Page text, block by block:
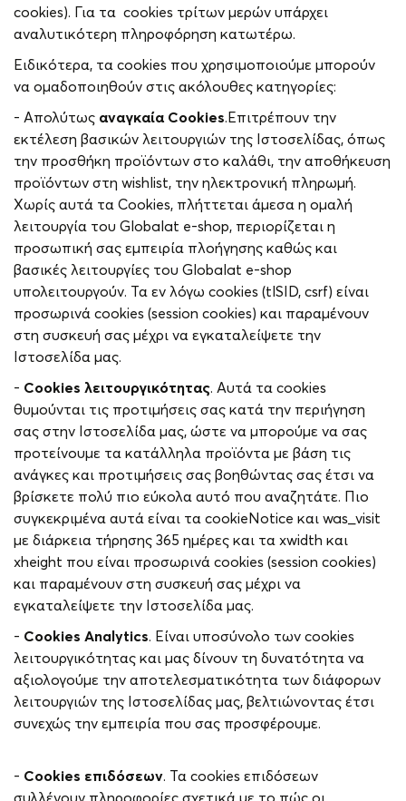
cookies). Για τα cookies τρίτων μερών υπάρχει
αναλυτικότερη πληροφόρηση κατωτέρω.
Ειδικότερα, τα cookies που χρησιμοποιούμε μπορούν
να ομαδοποιηθούν στις ακόλουθες κατηγορίες:
- Απολύτως αναγκαία Cookies.Επιτρέπουν την
εκτέλεση βασικών λειτουργιών της Ιστοσελίδας, όπως
την προσθήκη προϊόντων στο καλάθι, την αποθήκευση
προϊόντων στη wishlist, την ηλεκτρονική πληρωμή.
Χωρίς αυτά τα Cookies, πλήττεται άμεσα η ομαλή
λειτουργία του Globalat e-shop, περιορίζεται η
προσωπική σας εμπειρία πλοήγησης καθώς και
βασικές λειτουργίες του Globalat e-shop
υπολειτουργούν. Τα εν λόγω cookies (tlSID, csrf) είναι
προσωρινά cookies (session cookies) και παραμένουν
στη συσκευή σας μέχρι να εγκαταλείψετε την
Ιστοσελίδα μας.
- Cookies λειτουργικότητας. Αυτά τα cookies
θυμούνται τις προτιμήσεις σας κατά την περιήγηση
σας στην Iστοσελίδα μας, ώστε να μπορούμε να σας
προτείνουμε τα κατάλληλα προϊόντα με βάση τις
ανάγκες και προτιμήσεις σας βοηθώντας σας έτσι να
βρίσκετε πολύ πιο εύκολα αυτό που αναζητάτε. Πιο
συγκεκριμένα αυτά είναι τα cookieNotice και was_visit
με διάρκεια τήρησης 365 ημέρες και τα xwidth και
xheight που είναι προσωρινά cookies (session cookies)
και παραμένουν στη συσκευή σας μέχρι να
εγκαταλείψετε την Ιστοσελίδα μας.
- Cookies Analytics. Είναι υποσύνολο των cookies
λειτουργικότητας και μας δίνουν τη δυνατότητα να
αξιολογούμε την αποτελεσματικότητα των διάφορων
λειτουργιών της Ιστοσελίδας μας, βελτιώνοντας έτσι
συνεχώς την εμπειρία που σας προσφέρουμε.
- Cookies επιδόσεων. Τα cookies επιδόσεων
συλλέγουν πληροφορίες σχετικά με το πώς οι